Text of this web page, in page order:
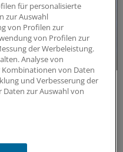
gute Verträglichkeit
für personalisierte
zur Auswahl
von Profilen zur
von Profilen zur
der Werbeleistung.
Analyse von
von Daten
und Verbesserung der
zur Auswahl von